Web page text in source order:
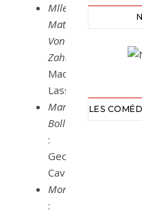
Mlle
Mathilde
Von
Zahnd
Madeleine
Lassablière
Marta
Boll
:
Georgette
Caval
Monika
:
LES